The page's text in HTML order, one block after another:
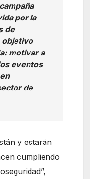
por la
de
objetivo
motivar a
eventos
de
y estarán
cumpliendo